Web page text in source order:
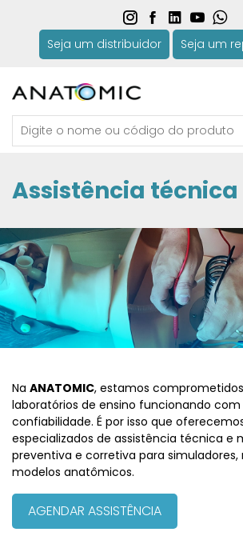
Seja um distribuidor Seja um
Assistência técnica
Na ANATOMIC, estamos
laboratórios de ensino funcionando
confiabilidade. É por isso que
especializados de assistência técnica e
preventiva e corretiva para simuladores,
modelos anatômicos.
AGENDAR ASSISTÊNCIA